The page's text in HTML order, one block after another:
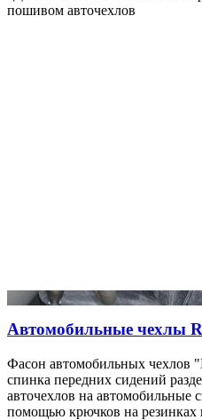
пошивом авточехлов
Автомобильные чехлы
Фасон автомобильных чехлов
спинка передних сидений
авточехлов на автомобильные
помощью крючков на резинках